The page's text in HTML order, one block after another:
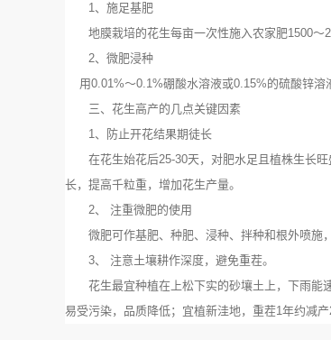
1、施足基肥
地膜栽培的花生每亩一次性施入农家肥1500～
2、微肥浸种
用0.01%～0.1%硼酸水溶液或0.15%的硫酸锌溶
三、花生高产的几点关键因素
1、防止开花结果期徒长
在花生始花后25-30天，对肥水足且植株生长旺
长，提高千粒重，增加花生产量。
2、 注重微肥的使用
微肥可作基肥、种肥、浸种、拌种和根外喷施，
3、 注意土壤耕作深度，避免重茬。
花生最宜种植在上松下实的砂壤土上，下雨能速
易受污染，品质降低；宜植新洼地，重茬1年约减